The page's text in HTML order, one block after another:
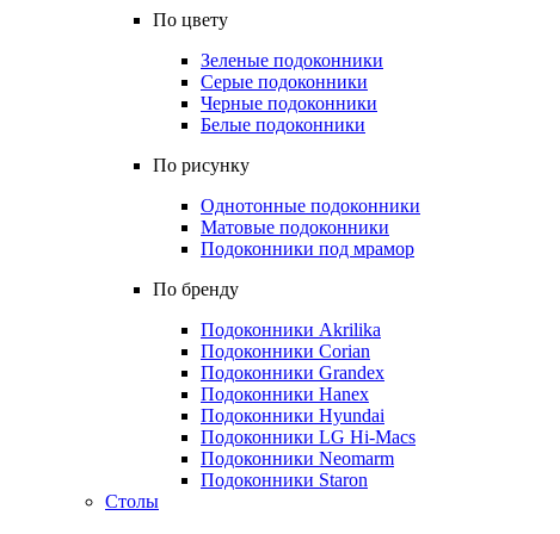
По цвету
Зеленые подоконники
Серые подоконники
Черные подоконники
Белые подоконники
По рисунку
Однотонные подоконники
Матовые подоконники
Подоконники под мрамор
По бренду
Подоконники Akrilika
Подоконники Corian
Подоконники Grandex
Подоконники Hanex
Подоконники Hyundai
Подоконники LG Hi-Macs
Подоконники Neomarm
Подоконники Staron
Столы